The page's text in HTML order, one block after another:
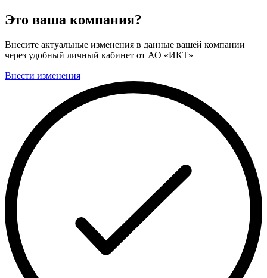
Это ваша компания?
Внесите актуальные изменения в данные вашей компании
через удобный личный кабинет от АО «ИКТ»
Внести изменения